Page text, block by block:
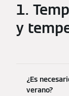
1.
y
¿Es
verano?